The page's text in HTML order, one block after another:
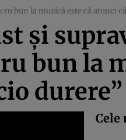
bun la muzică este că atunci
și
bun la
durere”
Cele